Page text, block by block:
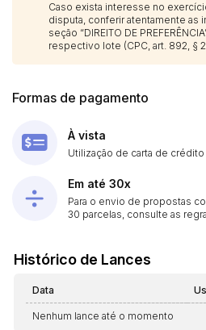
Caso exista interesse no
disputa, conferir atentamente as
seção “DIREITO DE
respectivo lote (CPC, art. 892, §
Formas de pagamento
À vista
Utilização de carta de crédito
Em até 30x
Para o envio de propostas
30 parcelas, consulte as
Histórico de Lances
Data
Nenhum lance até o momento